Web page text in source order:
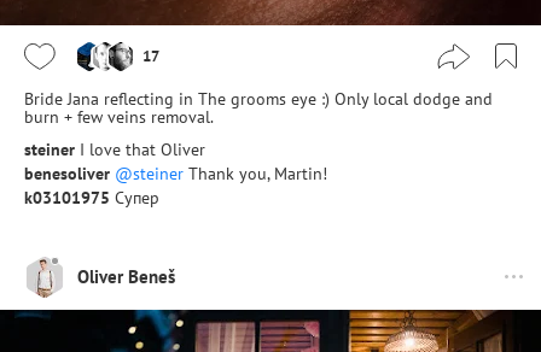
17
Bride Jana reflecting in The grooms eye :) Only local dodge and
burn + few veins removal.
steiner I love that Oliver
benesoliver @steiner Thank you, Martin!
k03101975 Супер
Oliver Beneš